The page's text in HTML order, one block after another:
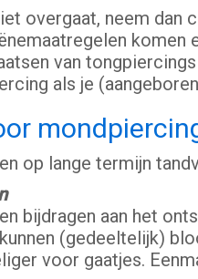
overgaat, neem
van
als je
op lange termijn
bijdragen aan het
(gedeeltelijk)
voor gaatjes.